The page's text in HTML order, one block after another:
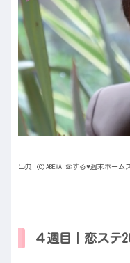
出典 (C)ABEMA 恋する♥週末ホー
４週目｜恋ステ